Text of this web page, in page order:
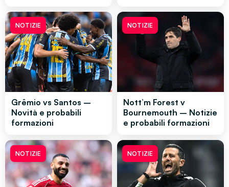
NOTIZIE
Grêmio vs Santos –
Novità e probabili
formazioni
NOTIZIE
Nott’m Forest v
Bournemouth – Notizie
e probabili formazioni
NOTIZIE NOTIZIE